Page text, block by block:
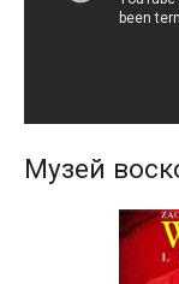
Музей